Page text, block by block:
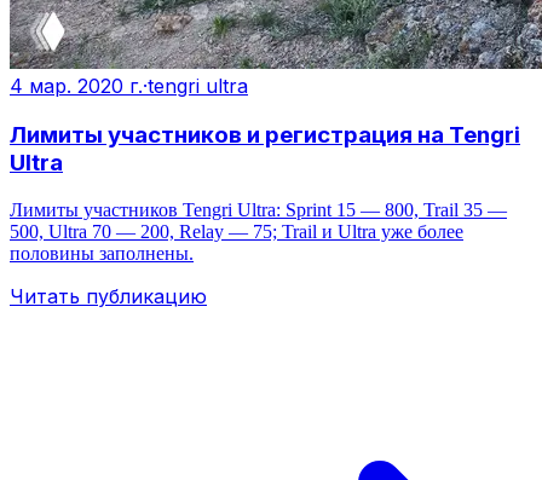
4 мар. 2020 г.·tengri ultra
Лимиты участников и регистрация на Tengri
Ultra
Лимиты участников Tengri Ultra: Sprint 15 — 800, Trail 35 —
500, Ultra 70 — 200, Relay — 75; Trail и Ultra уже более
половины заполнены.
Читать публикацию